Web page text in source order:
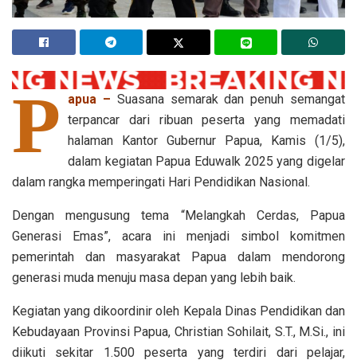
P apua – Suasana semarak dan penuh semangat
terpancar dari ribuan peserta yang memadati
halaman Kantor Gubernur Papua, Kamis (1/5),
dalam kegiatan Papua Eduwalk 2025 yang digelar
dalam rangka memperingati Hari Pendidikan Nasional.
Dengan mengusung tema “Melangkah Cerdas, Papua
Generasi Emas”, acara ini menjadi simbol komitmen
pemerintah dan masyarakat Papua dalam mendorong
generasi muda menuju masa depan yang lebih baik.
Kegiatan yang dikoordinir oleh Kepala Dinas Pendidikan dan
Kebudayaan Provinsi Papua, Christian Sohilait, S.T., M.Si., ini
diikuti sekitar 1.500 peserta yang terdiri dari pelajar,